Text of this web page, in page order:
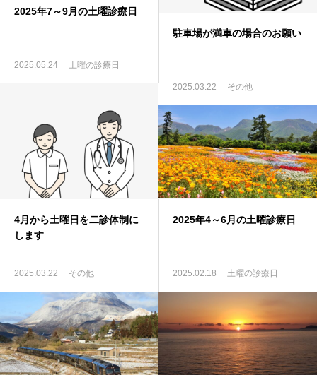
2025年7～9月の土曜診療日
2025.05.24 土曜の診療日
駐車場が満車の場合のお願い
2025.03.22 その他
4月から土曜日を二診体制に
します
2025.03.22 その他
2025年4～6月の土曜診療日
2025.02.18 土曜の診療日
アクセス/駐車場